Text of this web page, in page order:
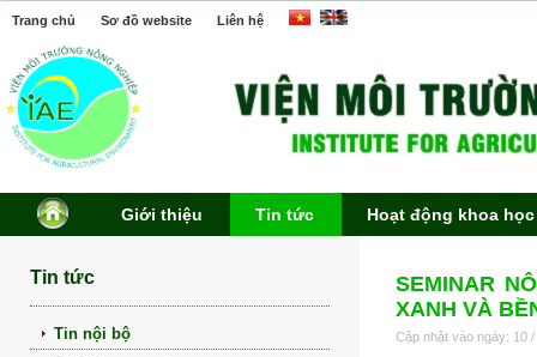
Trang chủ Sơ đồ website Liên hệ
Giới thiệu Tin tức Hoạt động khoa học
Tin tức
Tin nội bộ
SEMINAR
XANH VÀ
Cập nhật vào ngày: 10